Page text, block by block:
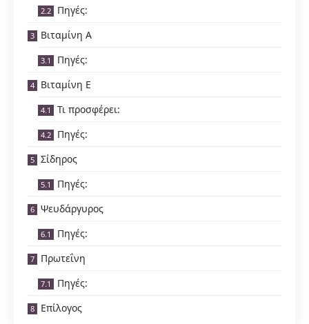
Πηγές:
Βιταμίνη Α
Πηγές:
Βιταμίνη Ε
Τι προσφέρει:
Πηγές:
Σίδηρος
Πηγές:
Ψευδάργυρος
Πηγές:
Πρωτεΐνη
Πηγές:
Επίλογος